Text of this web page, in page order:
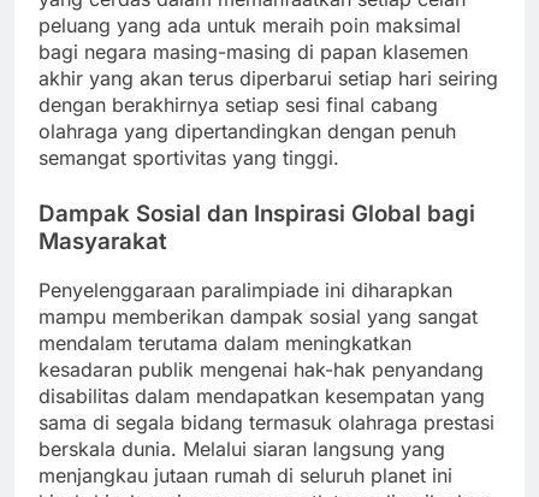
peluang yang ada untuk meraih poin maksimal
bagi negara masing-masing di papan klasemen
akhir yang akan terus diperbarui setiap hari seiring
dengan berakhirnya setiap sesi final cabang
olahraga yang dipertandingkan dengan penuh
semangat sportivitas yang tinggi.
Dampak Sosial dan Inspirasi Global bagi
Masyarakat
Penyelenggaraan paralimpiade ini diharapkan
mampu memberikan dampak sosial yang sangat
mendalam terutama dalam meningkatkan
kesadaran publik mengenai hak-hak penyandang
disabilitas dalam mendapatkan kesempatan yang
sama di segala bidang termasuk olahraga prestasi
berskala dunia. Melalui siaran langsung yang
menjangkau jutaan rumah di seluruh planet ini